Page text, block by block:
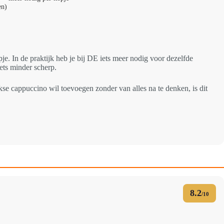
In de praktijk heb je bij DE iets meer nodig voor dezelfde
minder scherp.
cappuccino wil toevoegen zonder van alles na te denken, is dit
8.2/10